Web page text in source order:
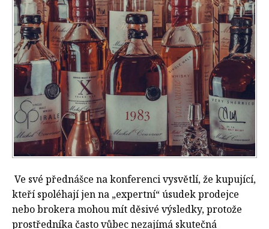
Ve své přednášce na konferenci vysvětlí, že kupující,
kteří spoléhají jen na „expertní“ úsudek prodejce
nebo brokera mohou mít děsivé výsledky, protože
prostředníka často vůbec nezajímá skutečná